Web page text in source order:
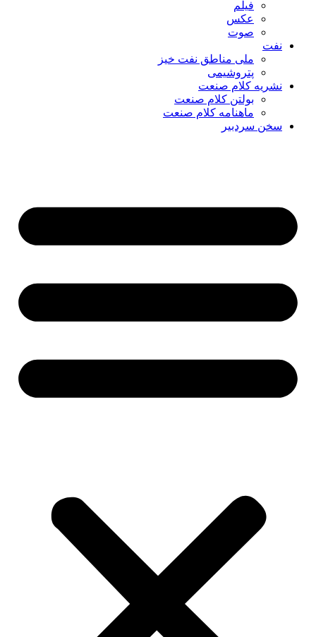
فیلم
عکس
صوت
نفت
ملی مناطق نفت خیز
پتروشیمی
نشریه کلام صنعت
بولتن کلام صنعت
ماهنامه کلام صنعت
سخن سردبیر